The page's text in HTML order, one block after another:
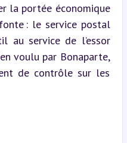
la portée économique
: le service postal
au service de l’essor
voulu par Bonaparte,
de contrôle sur les